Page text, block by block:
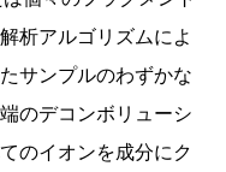
析アルゴリズムによ
サンプルのわずかな
のデコンボリューシ
のイオンを成分にク